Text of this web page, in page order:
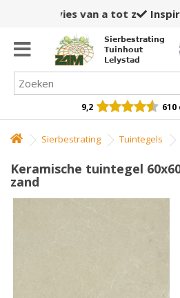
Inspirerende showtuin,
Sierbestrating
Tuinhout
Lelystad
9,2
Sierbestrating Tuintegels
Keramische tuintegel
zand